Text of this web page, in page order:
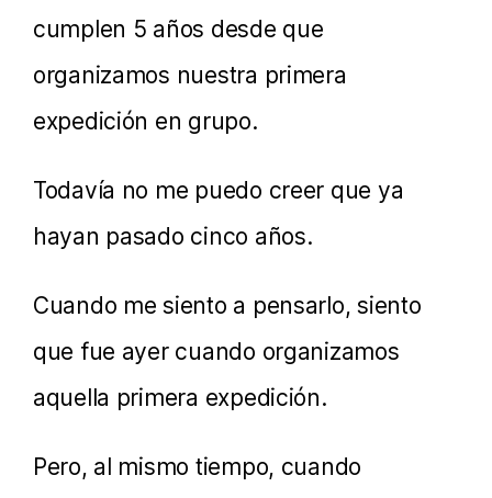
cumplen 5 años desde que
organizamos nuestra primera
expedición en grupo.
Todavía no me puedo creer que ya
hayan pasado cinco años.
Cuando me siento a pensarlo, siento
que fue ayer cuando organizamos
aquella primera expedición.
Pero, al mismo tiempo, cuando